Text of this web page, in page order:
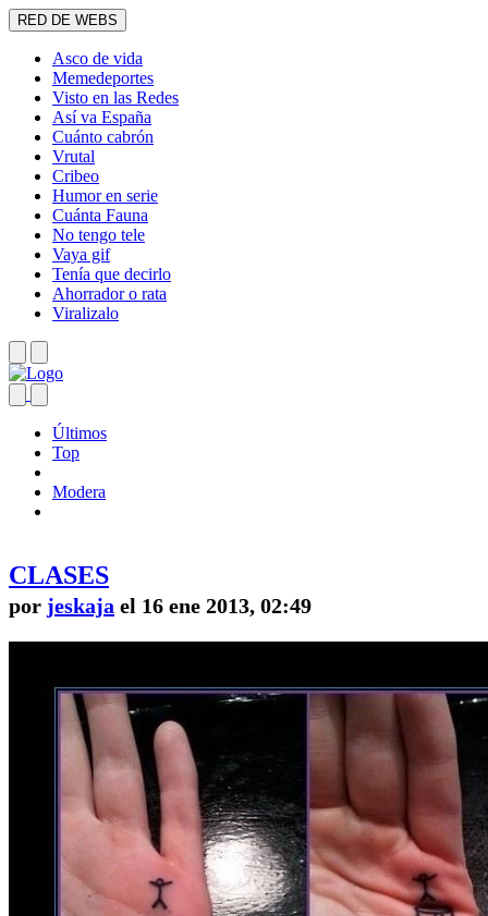
RED DE WEBS
Asco de vida
Memedeportes
Visto en las Redes
Así va España
Cuánto cabrón
Vrutal
Cribeo
Humor en serie
Cuánta Fauna
No tengo tele
Vaya gif
Tenía que decirlo
Ahorrador o rata
Viralizalo
Últimos
Top
Modera
CLASES
por jeskaja el 16 ene 2013, 02:49